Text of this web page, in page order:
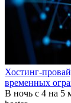
Хостинг-
временных
В ночь с 4 на 5